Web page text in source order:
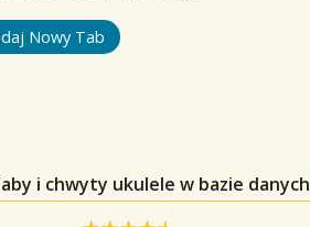
Nowy Tab
i chwyty ukulele w bazie danych